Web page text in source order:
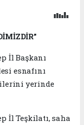
İl Başkanı
esnafını
yerinde
İl Teşkilatı, saha